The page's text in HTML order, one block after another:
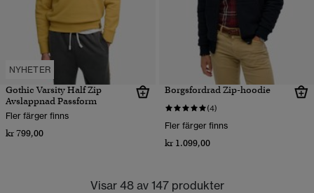
NYHETER
Gothic Varsity Half Zip
Avslappnad Passform
Fler färger finns
kr 799,00
Borgsfordrad Zip-hoodie
(4)
Fler färger finns
kr 1.099,00
Visar 48 av 147 produkter